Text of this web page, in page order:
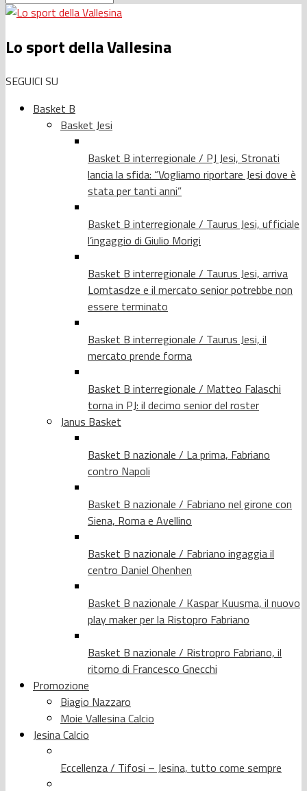
Lo sport della Vallesina
SEGUICI SU
Basket B
Basket Jesi
Basket B interregionale / PJ Jesi, Stronati
lancia la sfida: “Vogliamo riportare Jesi dove è
stata per tanti anni”
Basket B interregionale / Taurus Jesi, ufficiale
l’ingaggio di Giulio Morigi
Basket B interregionale / Taurus Jesi, arriva
Lomtasdze e il mercato senior potrebbe non
essere terminato
Basket B interregionale / Taurus Jesi, il
mercato prende forma
Basket B interregionale / Matteo Falaschi
torna in PJ: il decimo senior del roster
Janus Basket
Basket B nazionale / La prima, Fabriano
contro Napoli
Basket B nazionale / Fabriano nel girone con
Siena, Roma e Avellino
Basket B nazionale / Fabriano ingaggia il
centro Daniel Ohenhen
Basket B nazionale / Kaspar Kuusma, il nuovo
play maker per la Ristopro Fabriano
Basket B nazionale / Ristropro Fabriano, il
ritorno di Francesco Gnecchi
Promozione
Biagio Nazzaro
Moie Vallesina Calcio
Jesina Calcio
Eccellenza / Tifosi – Jesina, tutto come sempre